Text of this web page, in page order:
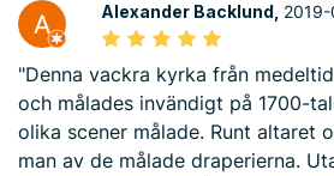
Alexander Backlund, 2019-
"Denna vackra kyrka från
och målades invändigt på 1700-
olika scener målade. Runt altaret
man av de målade draperierna.